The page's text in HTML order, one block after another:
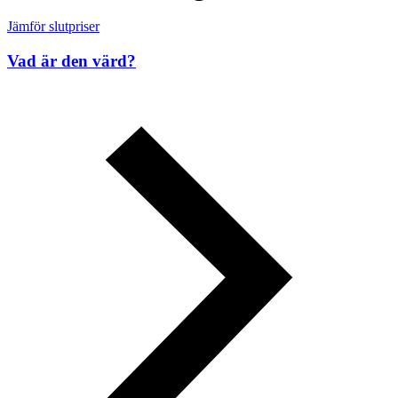
Jämför slutpriser
Vad är den värd?